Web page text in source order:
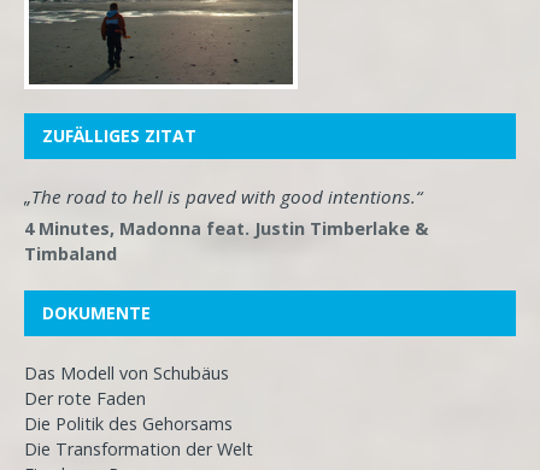
ZUFÄLLIGES ZITAT
„The road to hell is paved with good intentions.“
4 Minutes, Madonna feat. Justin Timberlake &
Timbaland
DOKUMENTE
Das Modell von Schubäus
Der rote Faden
Die Politik des Gehorsams
Die Transformation der Welt